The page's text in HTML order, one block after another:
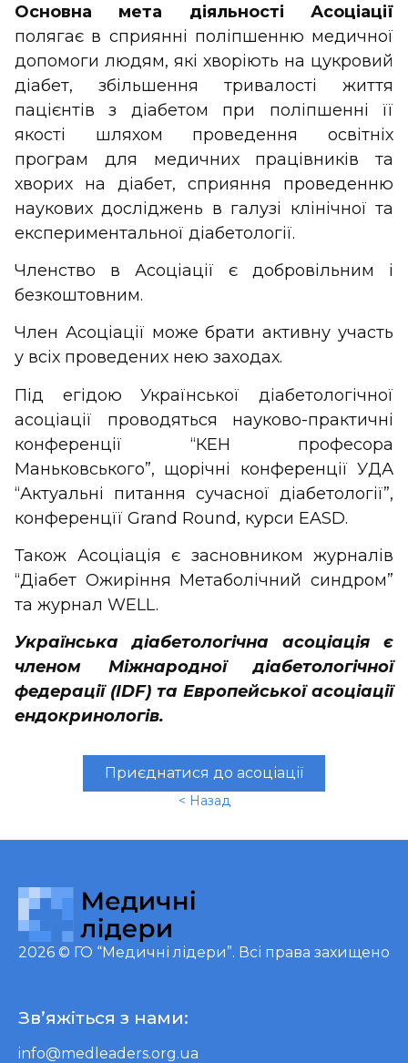
Основна мета діяльності Асоціації
полягає в сприянні поліпшенню медичної
допомоги людям, які хворіють на цукровий
діабет, збільшення тривалості життя
пацієнтів з діабетом при поліпшенні її
якості шляхом проведення освітніх
програм для медичних працівників та
хворих на діабет, сприяння проведенню
наукових досліджень в галузі клінічної та
експериментальної діабетології.
Членство в Асоціації є добровільним і
безкоштовним.
Член Асоціації може брати активну участь
у всіх проведених нею заходах.
Під егідою Української діабетологічної
асоціації проводяться науково-практичні
конференції “КЕН професора
Маньковського”, щорічні конференції УДА
“Актуальні питання сучасної діабетології”,
конференцїї Grand Round, курси EASD.
Також Асоціація є засновником журналів
“Діабет Ожиріння Метаболічний синдром”
та журнал WELL.
Українська діабетологічна асоціація є
членом Міжнародної діабетологічної
федерації (IDF) та Европейської асоціації
ендокринологів.
Приєднатися до асоціації
< Назад
2026 © ГО “Медичні лідери”. Всі права захищено
Зв’яжіться з нами:
info@medleaders.org.ua